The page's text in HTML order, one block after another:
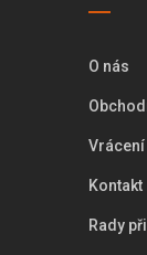
O nás
Kontakt
Rady